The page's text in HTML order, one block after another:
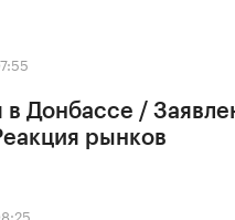
Донбассе /
рынков